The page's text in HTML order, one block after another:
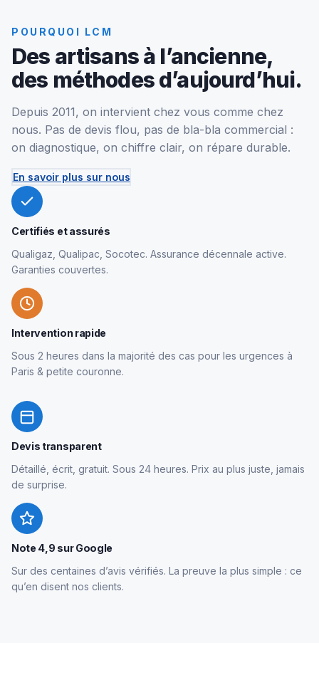
POURQUOI LCM
Des artisans à l’ancienne,
des méthodes d’aujourd’hui.
Depuis 2011, on intervient chez vous comme chez
nous. Pas de devis flou, pas de bla-bla commercial :
on diagnostique, on chiffre clair, on répare durable.
En savoir plus sur nous
Certifiés et assurés
Qualigaz, Qualipac, Socotec. Assurance décennale active.
Garanties couvertes.
Intervention rapide
Sous 2 heures dans la majorité des cas pour les urgences à
Paris & petite couronne.
Devis transparent
Détaillé, écrit, gratuit. Sous 24 heures. Prix au plus juste, jamais
de surprise.
Note 4,9 sur Google
Sur des centaines d’avis vérifiés. La preuve la plus simple : ce
qu’en disent nos clients.